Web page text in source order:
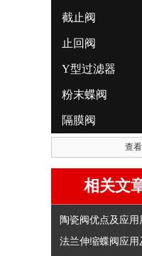
截止阀
止回阀
Y型过滤器
粉末蝶阀
隔膜阀
查
相关文
陶瓷阀优点及应用
法兰伸缩蝶阀应用